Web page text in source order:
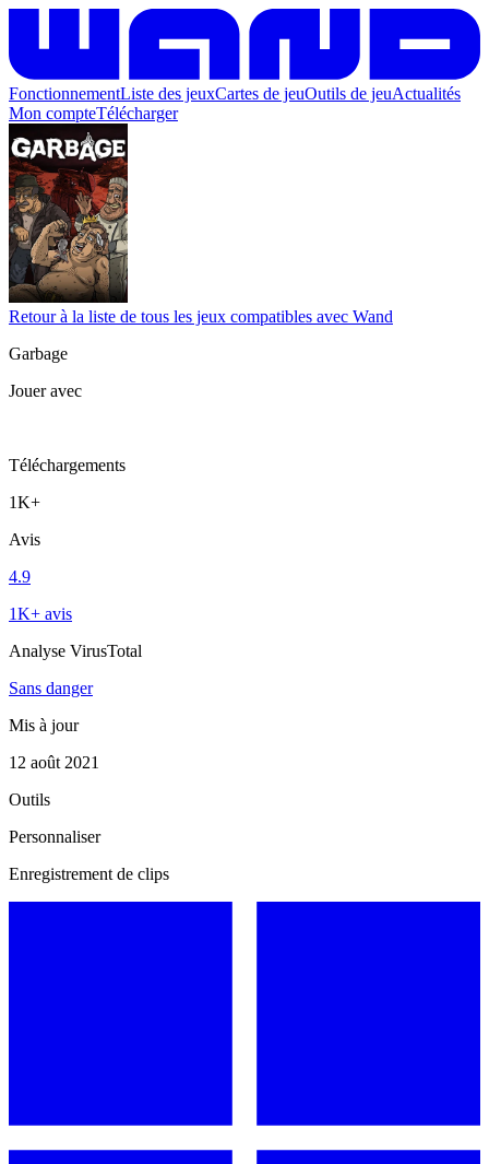
FonctionnementListe des jeuxCartes de jeuOutils de jeuActualités
Mon compteTélécharger
Retour à la liste de tous les jeux compatibles avec Wand
Garbage
Jouer avec
Téléchargements
1K+
Avis
4.9
1K+ avis
Analyse VirusTotal
Sans danger
Mis à jour
12 août 2021
Outils
Personnaliser
Enregistrement de clips